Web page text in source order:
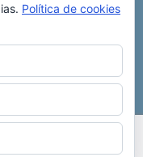
C/ Virgen del pilar, 6 ,
De Coche
Política de cookies